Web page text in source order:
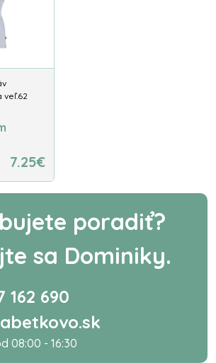
veľ.62
7.25€
poradiť?
sa Dominiky.
162 690
08:00 - 16:30